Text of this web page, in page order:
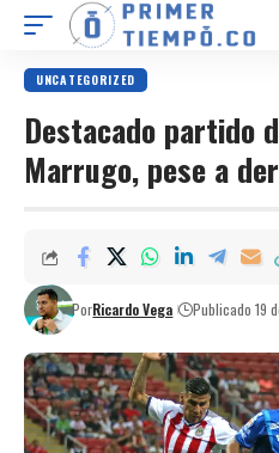
UNCATEGORIZED
Destacado partido
Marrugo, pese a
PorRicardo Vega Publicado 19